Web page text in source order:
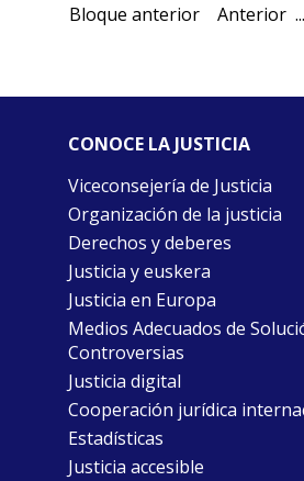
Bloque anterior Anterior ...
CONOCE LA JUSTICIA
Viceconsejería de Justicia
Organización de la justicia
Derechos y deberes
Justicia y euskera
Justicia en Europa
Medios Adecuados de
Controversias
Justicia digital
Cooperación jurídica
Estadísticas
Justicia accesible